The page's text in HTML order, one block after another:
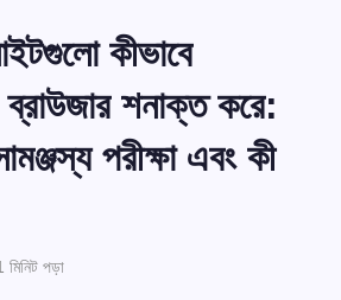
কীভাবে
শনাক্ত করে:
পরীক্ষা এবং কী
পড়া